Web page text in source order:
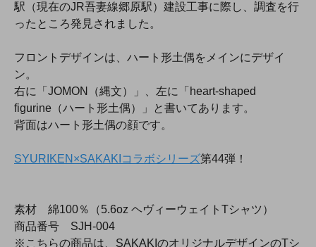
駅（現在のJR吾妻線郷原駅）建設工事に際し、調査を行
ったところ発見されました。
フロントデザインは、ハート形土偶をメインにデザイ
ン。
右に「JOMON（縄文）」、左に「heart-shaped
figurine（ハート形土偶）」と書いてあります。
背面はハート形土偶の顔です。
SYURIKEN×SAKAKIコラボシリーズ第44弾！
素材 綿100％（5.6oz ヘヴィーウェイトTシャツ）
商品番号 SJH-004
※こちらの商品は、SAKAKIのオリジナルデザインのTシ